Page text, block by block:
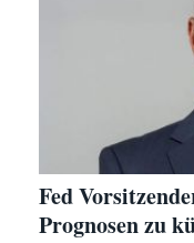
Fed
Prognosen zu